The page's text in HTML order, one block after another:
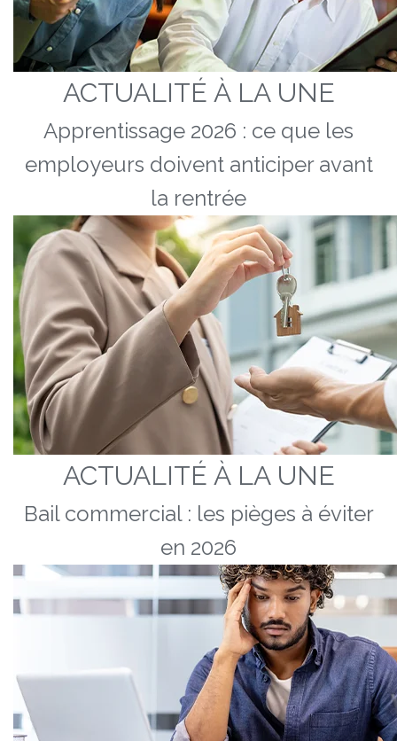
ACTUALITÉ À LA UNE
Apprentissage 2026 : ce que les
employeurs doivent anticiper avant
la rentrée
ACTUALITÉ À LA UNE
Bail commercial : les pièges à éviter
en 2026